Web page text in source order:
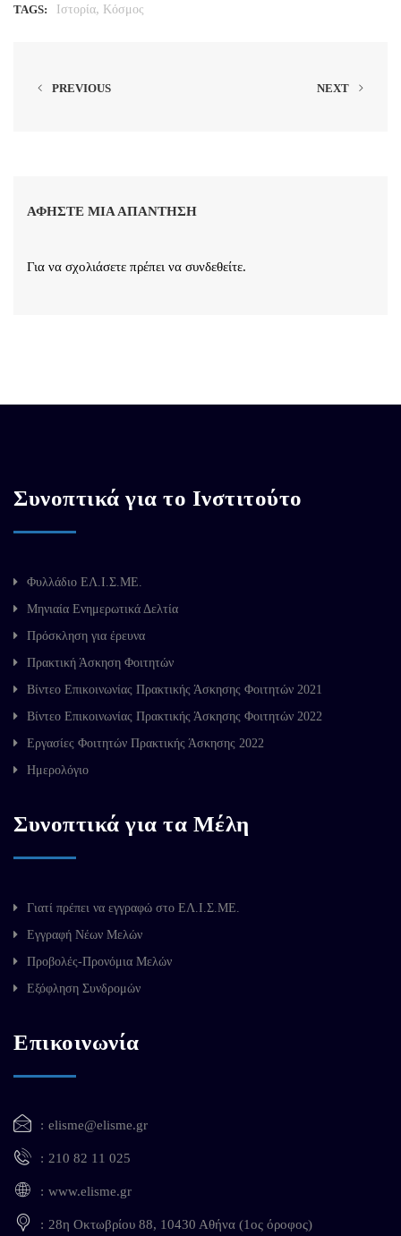
TAGS: Ιστορία, Κόσμος
PREVIOUS NEXT
ΑΦΉΣΤΕ ΜΙΑ ΑΠΆΝΤΗΣΗ
Για να σχολιάσετε πρέπει να συνδεθείτε.
Συνοπτικά για το Ινστιτούτο
Φυλλάδιο ΕΛ.Ι.Σ.ΜΕ.
Μηνιαία Ενημερωτικά Δελτία
Πρόσκληση για έρευνα
Πρακτική Άσκηση Φοιτητών
Βίντεο Επικοινωνίας Πρακτικής Άσκησης Φοιτητών 2021
Βίντεο Επικοινωνίας Πρακτικής Άσκησης Φοιτητών 2022
Εργασίες Φοιτητών Πρακτικής Άσκησης 2022
Ημερολόγιο
Συνοπτικά για τα Μέλη
Γιατί πρέπει να εγγραφώ στο ΕΛ.Ι.Σ.ΜΕ.
Εγγραφή Νέων Μελών
Προβολές-Προνόμια Μελών
Εξόφληση Συνδρομών
Επικοινωνία
elisme@elisme.gr
210 82 11 025
www.elisme.gr
28η Οκτωβρίου 88, 10430 Αθήνα (1ος όροφος)